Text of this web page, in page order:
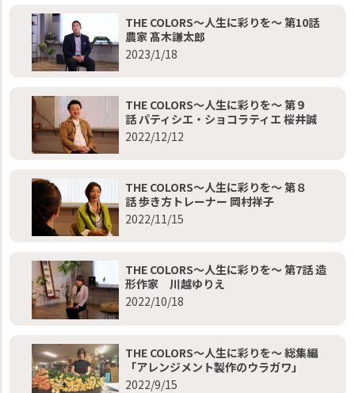
THE COLORS～人生に彩りを～ 第10話
農家 髙木謙太郎
2023/1/18
THE COLORS～人生に彩りを～ 第９
話 パティシエ・ショコラティエ 桜井誠
2022/12/12
THE COLORS～人生に彩りを～ 第８
話 歩き方トレーナー 岡村祥子
2022/11/15
THE COLORS～人生に彩りを～ 第7話 造
形作家 川越ゆりえ
2022/10/18
THE COLORS～人生に彩りを～ 総集編
「アレンジメント製作のウラガワ」
2022/9/15